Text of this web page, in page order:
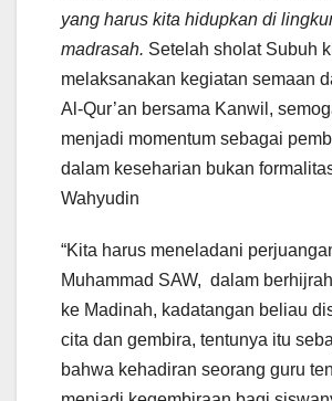
yang harus kita hidupkan di
madrasah. Setelah sholat Subuh
melaksanakan kegiatan semaan
Al-Qur’an bersama Kanwil,
menjadi momentum sebagai
dalam keseharian bukan
Wahyudin
“Kita harus meneladani
Muhammad SAW, dalam
ke Madinah, kadatangan beliau
cita dan gembira, tentunya itu
bahwa kehadiran seorang guru